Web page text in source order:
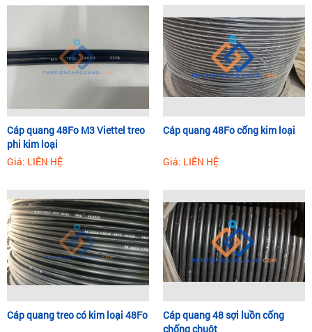
Cáp quang 48Fo M3 Viettel treo
phi kim loại
Giá: LIÊN HỆ
Cáp quang 48Fo cống kim loại
Giá: LIÊN HỆ
Cáp quang treo có kim loại 48Fo
Cáp quang 48 sợi luồn cống
chống chuột